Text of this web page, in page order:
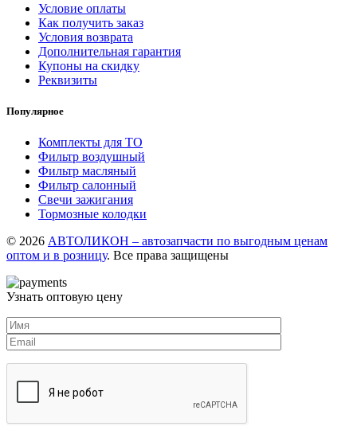
Условие оплаты
Как получить заказ
Условия возврата
Дополнительная гарантия
Купоны на скидку
Реквизиты
Популярное
Комплекты для ТО
Фильтр воздушный
Фильтр масляный
Фильтр салонный
Свечи зажигания
Тормозные колодки
© 2026 АВТОЛИКОН – автозапчасти по выгодным ценам
оптом и в розницу. Все права защищены
Узнать оптовую цену